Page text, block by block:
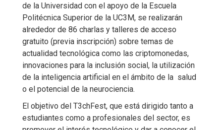
de la Universidad con el apoyo de la Escuela
Politécnica Superior de la UC3M, se realizarán
alrededor de 86 charlas y talleres de acceso
gratuito (previa inscripción) sobre temas de
actualidad tecnológica como las criptomonedas,
innovaciones para la inclusión social, la utilización
de la inteligencia artificial en el ámbito de la salud
o el potencial de la neurociencia.
El objetivo del T3chFest, que está dirigido tanto a
estudiantes como a profesionales del sector, es